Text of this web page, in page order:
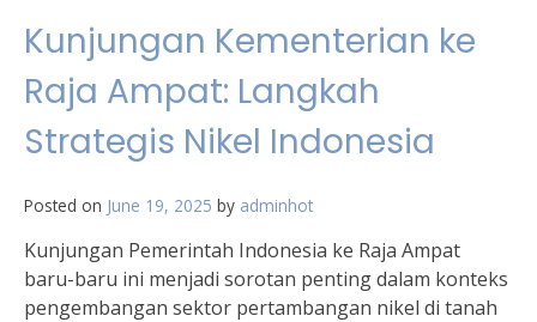
Kunjungan Kementerian ke
Raja Ampat: Langkah
Strategis Nikel Indonesia
Posted on June 19, 2025 by adminhot
Kunjungan Pemerintah Indonesia ke Raja Ampat
baru-baru ini menjadi sorotan penting dalam konteks
pengembangan sektor pertambangan nikel di tanah